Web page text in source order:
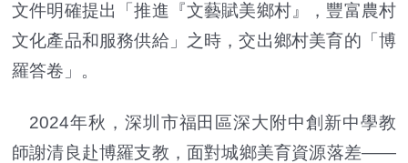
文件明確提出「推進『文藝賦美鄉村』，豐富農村
文化產品和服務供給」之時，交出鄉村美育的「博
羅答卷」。
2024年秋，深圳市福田區深大附中創新中學教
師謝清良赴博羅支教，面對城鄉美育資源落差——